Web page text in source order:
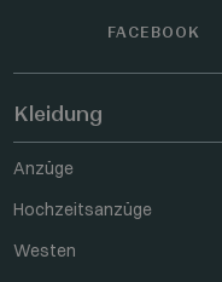
FACEBOOK
Kleidung
Anzüge
Hochzeitsanzüge
Westen